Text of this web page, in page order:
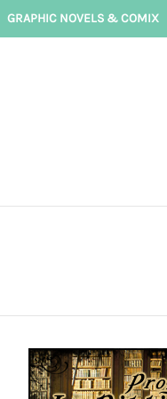
GRAPHIC NOVELS & COMIX